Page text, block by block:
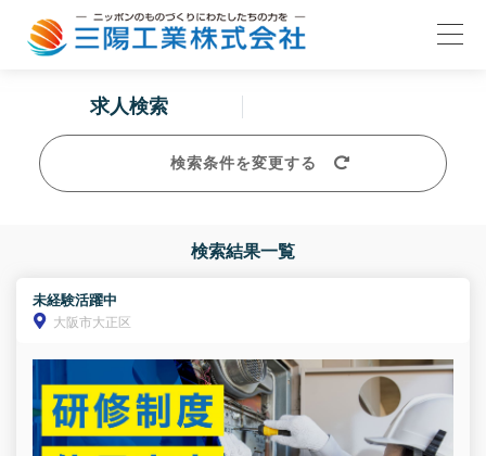
求人検索
検索条件を変更する
検索結果一覧
未経験活躍中
大阪市大正区